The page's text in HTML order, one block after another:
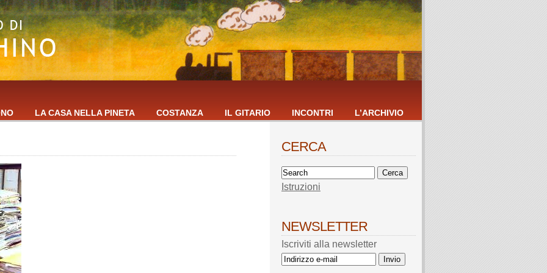
LA CASA NELLA PINETA COSTANZA IL GITARIO INCONTRI L’ARCHIVIO
CERCA
Istruzioni
NEWSLETTER
Iscriviti alla newsletter